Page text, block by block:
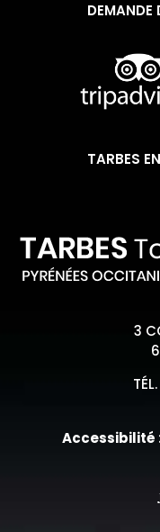
DEMANDE
TARBES
3
TÉL.